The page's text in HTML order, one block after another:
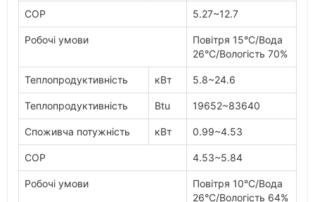
COP 5.27~12.7
Робочі умови
Повітря 15°C/Вода
26°C/Вологість 70%
Теплопродуктивність кВт 5.8~24.6
Теплопродуктивність Btu 19652~83640
Споживча потужність кВт 0.99~4.53
COP 4.53~5.84
Робочі умови
Повітря 10°C/Вода
26°C/Вологість 64%